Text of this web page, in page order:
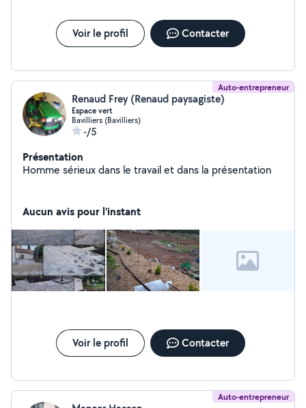
Voir le profil Contacter
Auto-entrepreneur
Renaud Frey (Renaud paysagiste)
Espace vert
Bavilliers (Bavilliers)
-/5
Présentation
Homme sérieux dans le travail et dans la présentation
Aucun avis pour l'instant
Voir le profil Contacter
Auto-entrepreneur